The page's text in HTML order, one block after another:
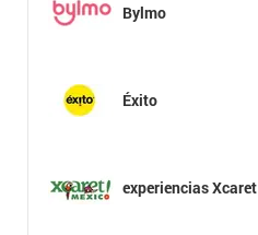
Bylmo
Éxito
experiencias Xcaret